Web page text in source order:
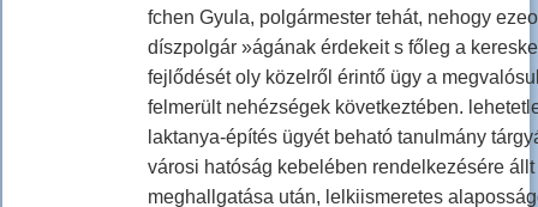
fchen Gyula, polgármester tehát, nehogy
díszpolgár »ágának érdekeit s főleg a
fejlődését oly közelről érintő ügy a
felmerült nehézségek következtében.
laktanya-építés ügyét beható tanulmány
városi hatóság kebelében rendelkezésére
meghallgatása után, lelkiismeretes